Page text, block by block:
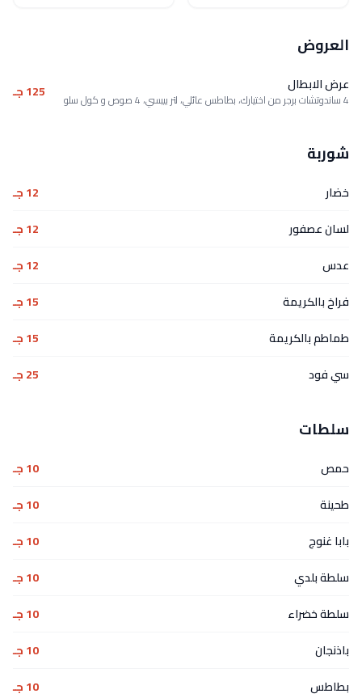
العروض
عرض الابطال
4 ساندوتشات برجر من اختيارك، بطاطس عائلي، لتر بيبسي، 4 صوص و كول سلو 125 جـ
شوربة
خضار
12 جـ
لسان عصفور
12 جـ
عدس
12 جـ
فراخ بالكريمة
15 جـ
طماطم بالكريمة
15 جـ
سي فود
25 جـ
سلطات
حمص
10 جـ
طحينة
10 جـ
بابا غنوج
10 جـ
سلطة بلدي
10 جـ
سلطة خضراء
10 جـ
باذنجان
10 جـ
بطاطس
10 جـ